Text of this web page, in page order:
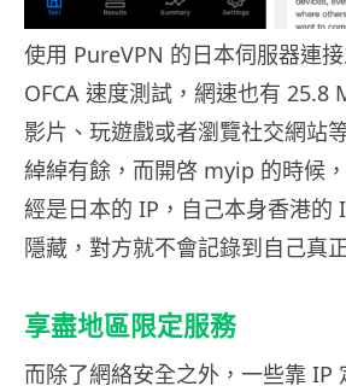
使用 PureVPN 的日本伺服器連
OFCA 速度測試，網速也有 25.8
影片、玩遊戲或者瀏覽社交網站
綽綽有餘，而開啓 myip 的時候
經是日本的 IP，自己本身香港的
隱藏，對方就不會記錄到自己真
享盡地區限定服務
而除了網絡安全之外，一些靠 IP